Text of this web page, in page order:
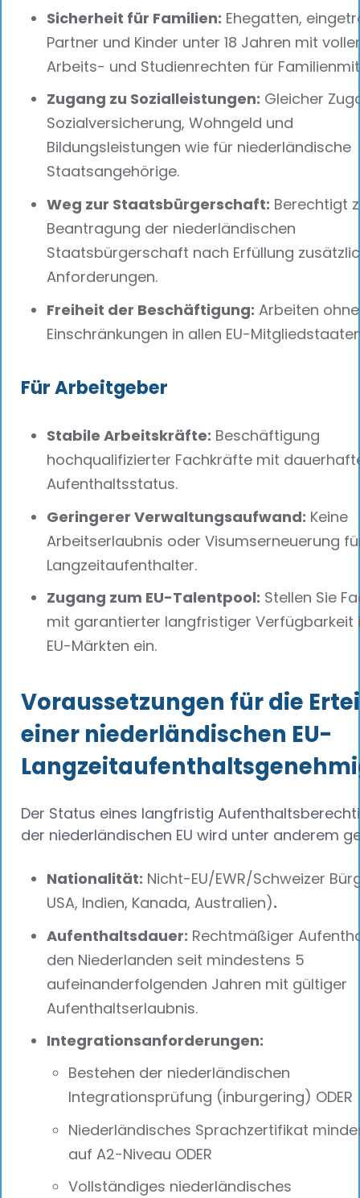
Sicherheit für Familien: Ehegatten,
Partner und Kinder unter 18 Jahren mit
Arbeits- und Studienrechten für
Zugang zu Sozialleistungen: Gleicher
Sozialversicherung, Wohngeld und
Bildungsleistungen wie für niederländische
Staatsangehörige.
Weg zur Staatsbürgerschaft: Berechtigt
Beantragung der niederländischen
Staatsbürgerschaft nach Erfüllung
Anforderungen.
Freiheit der Beschäftigung: Arbeiten ohne
Einschränkungen in allen EU-
Für Arbeitgeber
Stabile Arbeitskräfte: Beschäftigung
hochqualifizierter Fachkräfte mit
Aufenthaltsstatus.
Geringerer Verwaltungsaufwand: Keine
Arbeitserlaubnis oder Visumserneuerung
Langzeitaufenthalter.
Zugang zum EU-Talentpool: Stellen Sie
mit garantierter langfristiger Verfügbarkeit
EU-Märkten ein.
Voraussetzungen für die
einer niederländischen EU-
Der Status eines langfristig
der niederländischen EU wird unter anderem
Nationalität: Nicht-EU/EWR/Schweizer
USA, Indien, Kanada, Australien).‍
Aufenthaltsdauer: Rechtmäßiger
den Niederlanden seit mindestens 5
aufeinanderfolgenden Jahren mit gültiger
Aufenthaltserlaubnis.
Integrationsanforderungen:
Bestehen der niederländischen
Integrationsprüfung (inburgering) ODER
Niederländisches Sprachzertifikat
auf A2-Niveau ODER
Vollständiges niederländisches